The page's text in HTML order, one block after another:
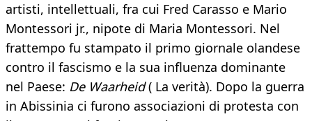
artisti, intellettuali, fra cui Fred Carasso e Mario
Montessori jr., nipote di Maria Montessori. Nel
frattempo fu stampato il primo giornale olandese
contro il fascismo e la sua influenza dominante
nel Paese: De Waarheid( La verità). Dopo la guerra
in Abissinia ci furono associazioni di protesta con